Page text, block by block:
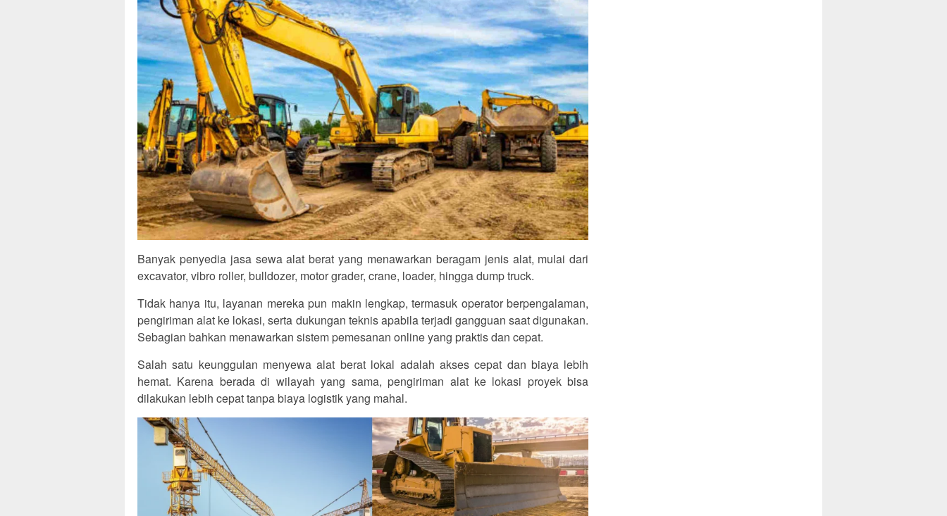
Banyak penyedia jasa sewa alat berat yang menawarkan beragam jenis alat, mulai dari
excavator, vibro roller, bulldozer, motor grader, crane, loader, hingga dump truck.
Tidak hanya itu, layanan mereka pun makin lengkap, termasuk operator berpengalaman,
pengiriman alat ke lokasi, serta dukungan teknis apabila terjadi gangguan saat digunakan.
Sebagian bahkan menawarkan sistem pemesanan online yang praktis dan cepat.
Salah satu keunggulan menyewa alat berat lokal adalah akses cepat dan biaya lebih
hemat. Karena berada di wilayah yang sama, pengiriman alat ke lokasi proyek bisa
dilakukan lebih cepat tanpa biaya logistik yang mahal.